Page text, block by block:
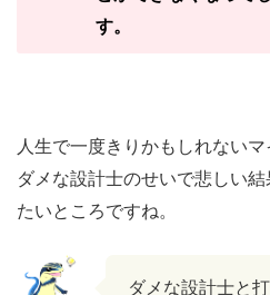
す。
人生で一度きりかもしれないマ
ダメな設計士のせいで悲しい
たいところですね。
ダメな設計士と